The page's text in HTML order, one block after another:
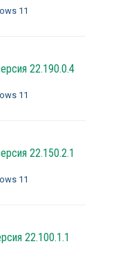
11
22.190.0.4
11
22.150.2.1
11
22.100.1.1